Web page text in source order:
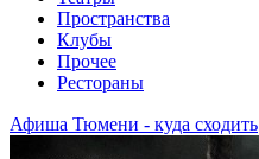
Пространства
Клубы
Прочее
Рестораны
Афиша Тюмени - куда сходить